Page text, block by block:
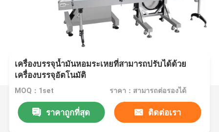
เครื่องบรรจุน้ำมันหอมระเหยที่สามารถปรับได้ด้วย
เครื่องบรรจุอัตโนมัติ
MOQ：1set ราคา：สามารถต่อรองได้
ราคาถูกที่สุด ติดต่อเรา